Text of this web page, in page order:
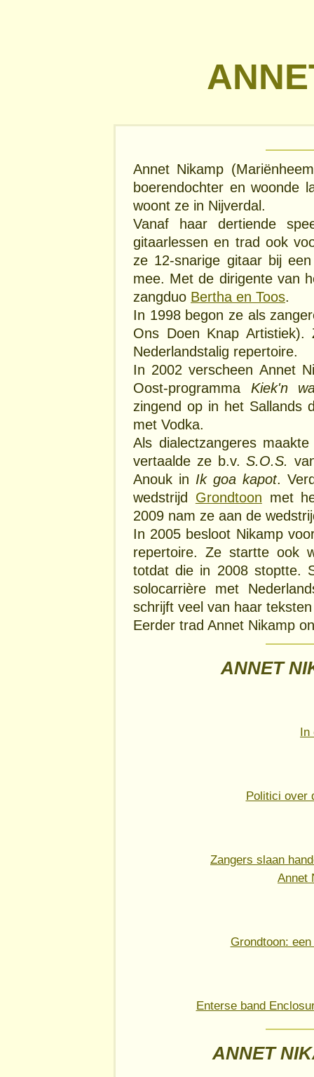
Annet Nikamp
boerendochter en woonde
woont ze in Nijverdal.
Vanaf haar dertiende
gitaarlessen en trad ook
ze 12-snarige gitaar bij
mee. Met de dirigente van
zangduo Bertha en Toos.
In 1998 begon ze als
Ons Doen Knap
Nederlandstalig repertoire.
In 2002 verscheen Annet
Oost-programma Kiek'n
zingend op in het Sallands
met Vodka.
Als dialectzangeres
vertaalde ze b.v.S.O.S.
Anouk in Ik goa kapot.
wedstrijd Grondtoon met
2009 nam ze aan de
In 2005 besloot Nikamp
repertoire. Ze startte ook
totdat die in 2008 stoptte.
solocarrière met
schrijft veel van haar
Eerder trad Annet Nikamp
ANNET
In
Politici over
Zangers slaan
Annet
Grondtoon:
Enterse band
ANNET